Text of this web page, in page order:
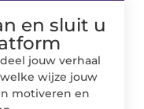
en sluit u
jouw verhaal
wijze jouw
motiveren en